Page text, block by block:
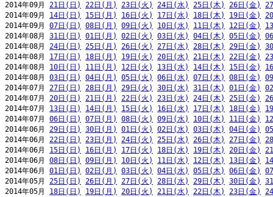
2014年09月 21日(日) 22日(月) 23日(火) 24日(水) 25日(木) 26日(金)
2014年09月 14日(日) 15日(月) 16日(火) 17日(水) 18日(木) 19日(金)
2014年09月 07日(日) 08日(月) 09日(火) 10日(水) 11日(木) 12日(金)
2014年08月 31日(日) 01日(月) 02日(火) 03日(水) 04日(木) 05日(金)
2014年08月 24日(日) 25日(月) 26日(火) 27日(水) 28日(木) 29日(金)
2014年08月 17日(日) 18日(月) 19日(火) 20日(水) 21日(木) 22日(金)
2014年08月 10日(日) 11日(月) 12日(火) 13日(水) 14日(木) 15日(金)
2014年08月 03日(日) 04日(月) 05日(火) 06日(水) 07日(木) 08日(金)
2014年07月 27日(日) 28日(月) 29日(火) 30日(水) 31日(木) 01日(金)
2014年07月 20日(日) 21日(月) 22日(火) 23日(水) 24日(木) 25日(金)
2014年07月 13日(日) 14日(月) 15日(火) 16日(水) 17日(木) 18日(金)
2014年07月 06日(日) 07日(月) 08日(火) 09日(水) 10日(木) 11日(金)
2014年06月 29日(日) 30日(月) 01日(火) 02日(水) 03日(木) 04日(金)
2014年06月 22日(日) 23日(月) 24日(火) 25日(水) 26日(木) 27日(金)
2014年06月 15日(日) 16日(月) 17日(火) 18日(水) 19日(木) 20日(金)
2014年06月 08日(日) 09日(月) 10日(火) 11日(水) 12日(木) 13日(金)
2014年06月 01日(日) 02日(月) 03日(火) 04日(水) 05日(木) 06日(金)
2014年05月 25日(日) 26日(月) 27日(火) 28日(水) 29日(木) 30日(金)
2014年05月 18日(日) 19日(月) 20日(火) 21日(水) 22日(木) 23日(金)